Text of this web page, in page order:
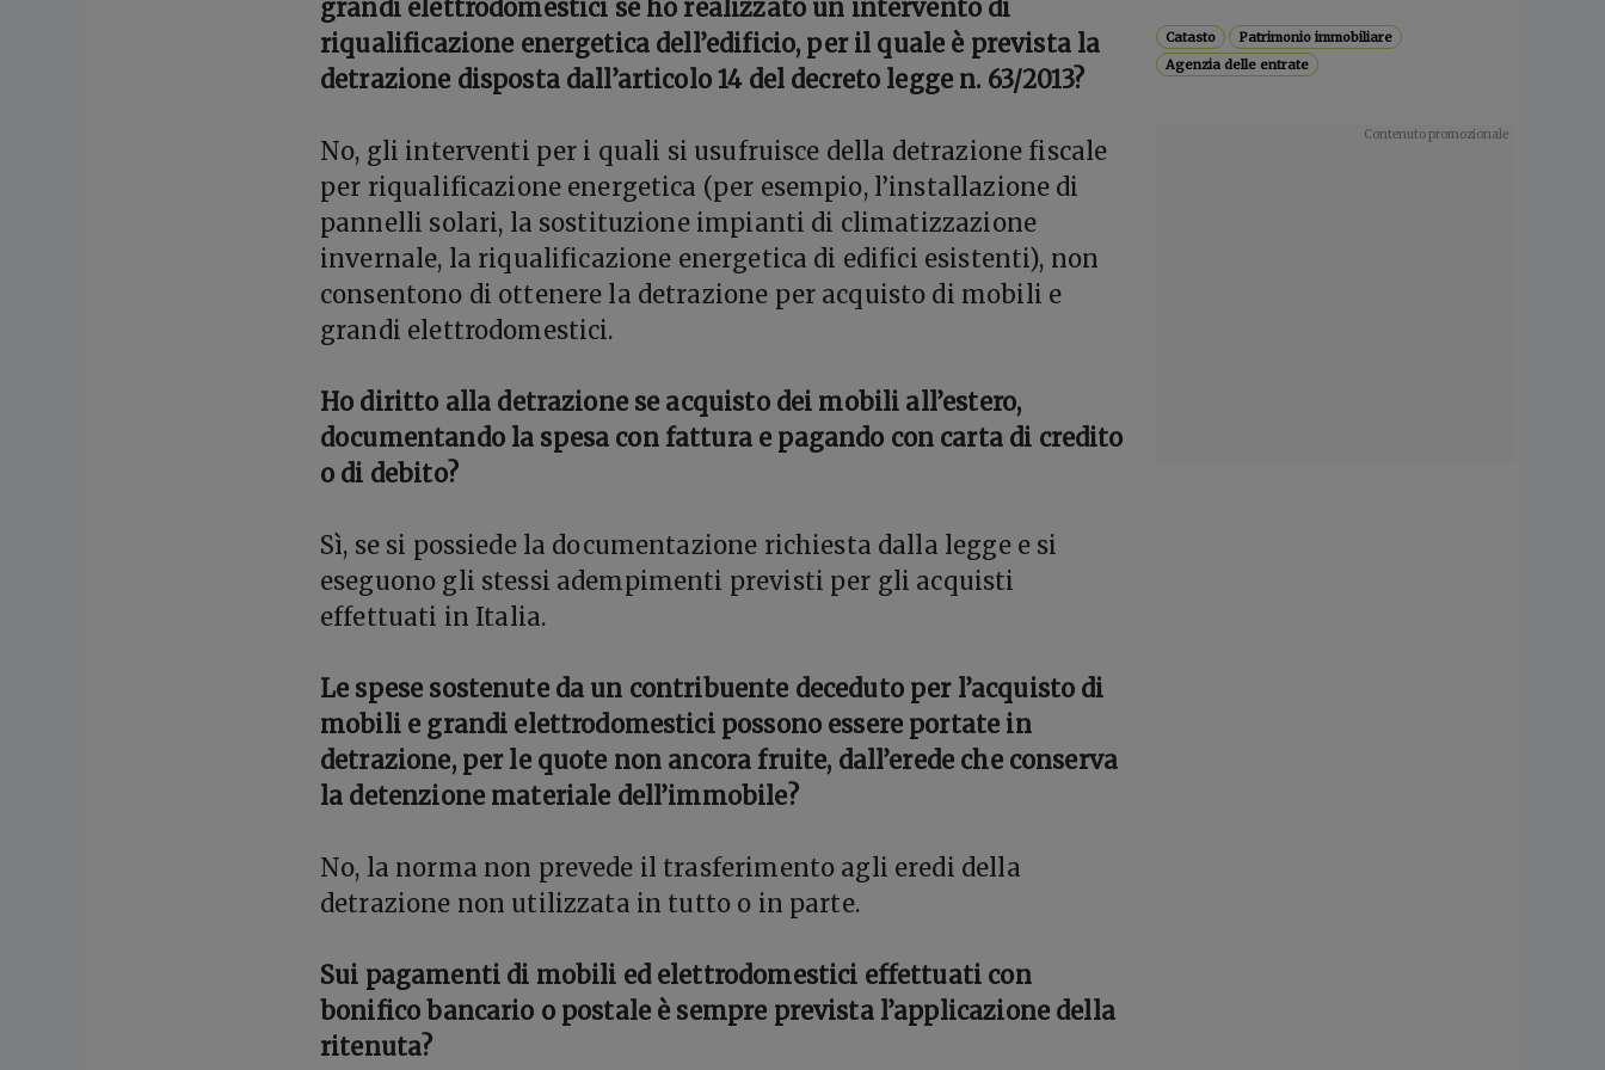
grandi elettrodomestici se ho realizzato un intervento di
riqualificazione energetica dell’edificio, per il quale è prevista la
detrazione disposta dall’articolo 14 del decreto legge n. 63/2013?
No, gli interventi per i quali si usufruisce della detrazione fiscale
per riqualificazione energetica (per esempio, l’installazione di
pannelli solari, la sostituzione impianti di climatizzazione
invernale, la riqualificazione energetica di edifici esistenti), non
consentono di ottenere la detrazione per acquisto di mobili e
grandi elettrodomestici.
Ho diritto alla detrazione se acquisto dei mobili all’estero,
documentando la spesa con fattura e pagando con carta di credito
o di debito?
Sì, se si possiede la documentazione richiesta dalla legge e si
eseguono gli stessi adempimenti previsti per gli acquisti
effettuati in Italia.
Le spese sostenute da un contribuente deceduto per l’acquisto di
mobili e grandi elettrodomestici possono essere portate in
detrazione, per le quote non ancora fruite, dall’erede che conserva
la detenzione materiale dell’immobile?
No, la norma non prevede il trasferimento agli eredi della
detrazione non utilizzata in tutto o in parte.
Sui pagamenti di mobili ed elettrodomestici effettuati con
bonifico bancario o postale è sempre prevista l’applicazione della
ritenuta?
Catasto
Patrimonio immobiliare
Agenzia delle entrate